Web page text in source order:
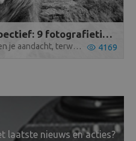
Over lichtinval en perspectief: 9 fotografietips voor de mooiste kiekjes
Sommige foto’s trekken meteen je aandacht, terwijl andere je niet kunnen bekoren. Hoe komt dat? We zetten 9 fotografietips op een rijtje. 4169
laatste nieuws en acties?